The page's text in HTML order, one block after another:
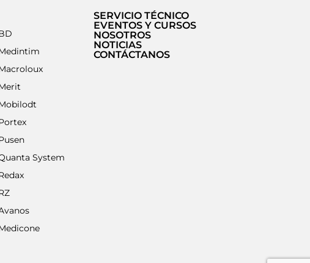
System
SERVICIO TÉCNICO
EVENTOS Y CURSOS
NOSOTROS
NOTICIAS
CONTÁCTANOS